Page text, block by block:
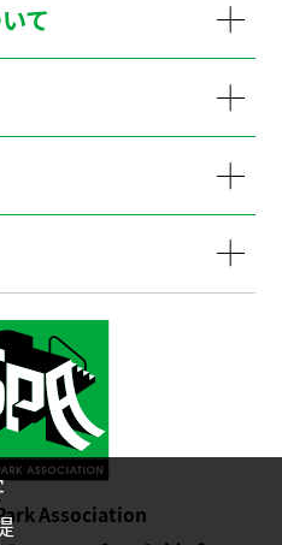
Association
て